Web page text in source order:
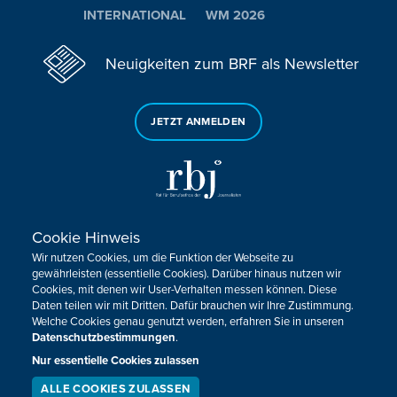
INTERNATIONAL
WM 2026
Neuigkeiten zum BRF als Newsletter
JETZT ANMELDEN
Sie haben noch Fragen oder Anmerkungen?
KONTAKTIEREN SIE UNS!
Impressum Datenschutz Kontakt
Barrierefreiheit
Cookie-Zustimmung anpassen
Design, Konzept & Programmierung:
Cookie Hinweis
Wir nutzen Cookies, um die Funktion der Webseite zu
gewährleisten (essentielle Cookies). Darüber hinaus nutzen wir
Cookies, mit denen wir User-Verhalten messen können. Diese
Daten teilen wir mit Dritten. Dafür brauchen wir Ihre Zustimmung.
Welche Cookies genau genutzt werden, erfahren Sie in unseren
Datenschutzbestimmungen.
Nur essentielle Cookies zulassen
ALLE COOKIES ZULASSEN